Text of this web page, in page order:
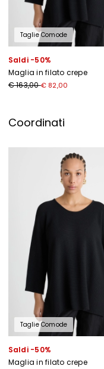
Taglie Comode
Saldi -50%
Maglia in filato crepe
€ 163,00€ 82,00
Coordinati
Taglie Comode
Saldi -50%
Maglia in filato crepe